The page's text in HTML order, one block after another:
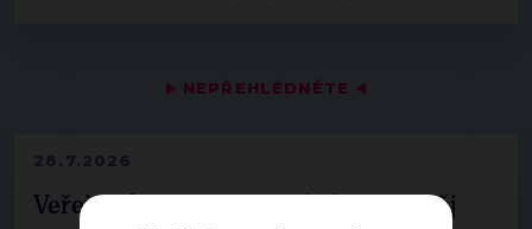
▶ NEPŘEHLÉDNĚTE ◀
28.7.2026
Veřejné finance, euro i školství. Matěj